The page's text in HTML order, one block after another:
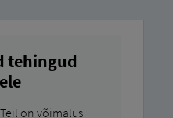
tehingud
on võimalus